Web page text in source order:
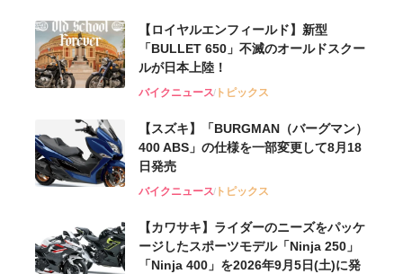
【ロイヤルエンフィールド】新型
「BULLET 650」不滅のオールドスクー
ルが⽇本上陸！
バイクニューストピックス
【スズキ】「BURGMAN（バーグマン）
400 ABS」の仕様を一部変更して8月18
日発売
バイクニューストピックス
【カワサキ】ライダーのニーズをパッケ
ージしたスポーツモデル「Ninja 250」
「Ninja 400」を2026年9月5日(土)に発